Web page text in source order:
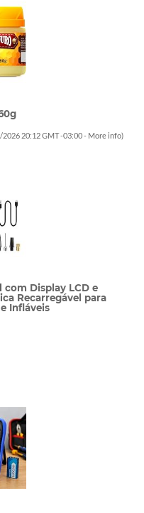
2026 20:12 GMT -03:00 - More info)
Display LCD e
Recarregável para
Infláveis